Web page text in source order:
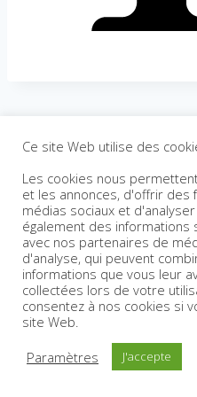
Ce site Web utilise des
Les cookies nous
et les annonces, d'offrir des
médias sociaux et
également des
avec nos partenaires de
d'analyse, qui peuvent
informations que vous leur
collectées lors de votre
consentez à nos cookies si
site Web.
Paramètres
J'accepte